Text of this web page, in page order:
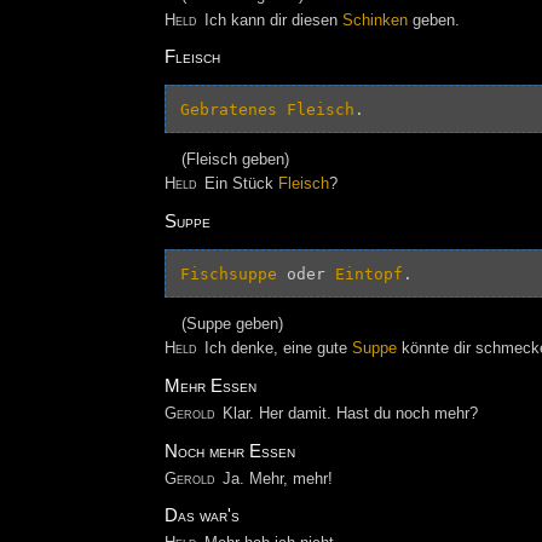
Held
Ich kann dir diesenSchinken geben.
Fleisch
Gebratenes Fleisch
(Fleisch geben)
Held
Ein Stück Fleisch?
Suppe
Fischsuppe oder Eintopf
(Suppe geben)
Held
Ich denke, eine guteSuppe könnte dir
Mehr Essen
Gerold Klar. Her damit. Hast du noch mehr?
Noch mehr Essen
Gerold Ja. Mehr, mehr!
Das war's